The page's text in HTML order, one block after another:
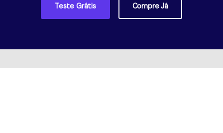
Teste Grátis Compre Já